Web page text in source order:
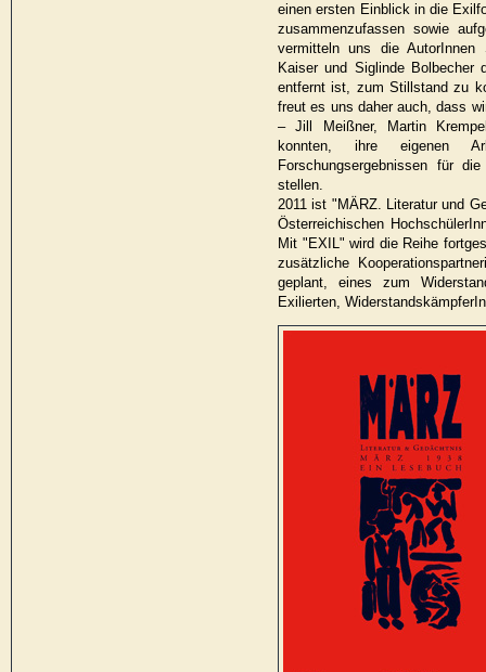
einen ersten Einblick in die
zusammenzufassen sowie
vermitteln uns die AutorInnen
Kaiser und Siglinde Bolbecher
entfernt ist, zum Stillstand zu
freut es uns daher auch, dass
– Jill Meißner, Martin
konnten, ihre eigenen
Forschungsergebnissen für
stellen.
2011 ist "MÄRZ. Literatur und
Österreichischen
Mit "EXIL" wird die Reihe
zusätzliche
geplant, eines zum
Exilierten,